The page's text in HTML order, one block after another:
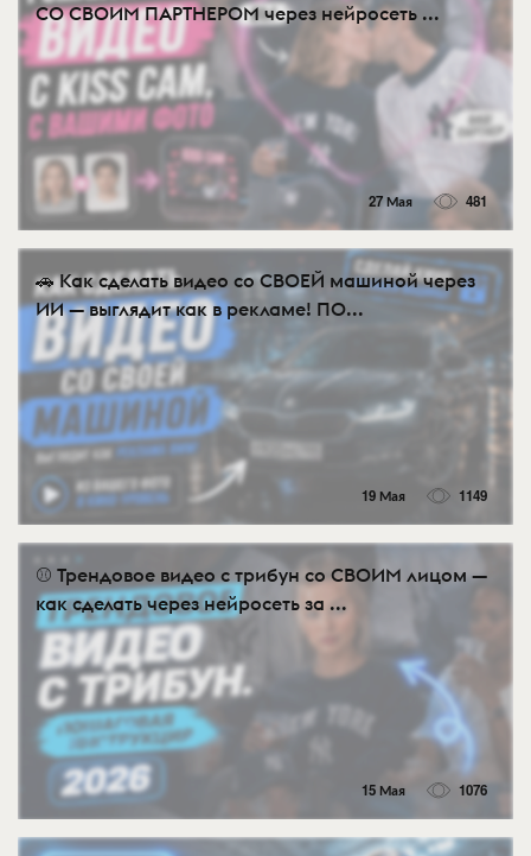
СО СВОИМ ПАРТНЕРОМ через нейросеть ...
27 Мая 481
🚗 Как сделать видео со СВОЕЙ машиной через
ИИ — выглядит как в рекламе! ПО...
19 Мая 1149
⚾ Трендовое видео с трибун со СВОИМ лицом —
как сделать через нейросеть за ...
15 Мая 1076